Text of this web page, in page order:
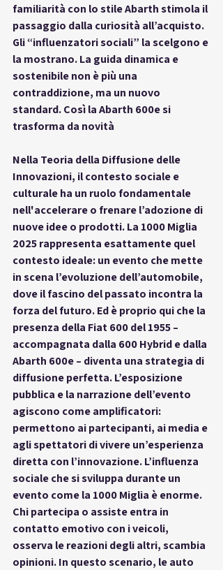
familiarità con lo stile Abarth stimola il
passaggio dalla curiosità all’acquisto.
Gli “influenzatori sociali” la scelgono e
la mostrano. La guida dinamica e
sostenibile non è più una
contraddizione, ma un nuovo
standard. Così la Abarth 600e si
trasforma da novità
Nella Teoria della Diffusione delle
Innovazioni, il contesto sociale e
culturale ha un ruolo fondamentale
nell'accelerare o frenare l’adozione di
nuove idee o prodotti. La 1000 Miglia
2025 rappresenta esattamente quel
contesto ideale: un evento che mette
in scena l’evoluzione dell’automobile,
dove il fascino del passato incontra la
forza del futuro. Ed è proprio qui che la
presenza della Fiat 600 del 1955 –
accompagnata dalla 600 Hybrid e dalla
Abarth 600e – diventa una strategia di
diffusione perfetta. L’esposizione
pubblica e la narrazione dell’evento
agiscono come amplificatori:
permettono ai partecipanti, ai media e
agli spettatori di vivere un’esperienza
diretta con l’innovazione. L’influenza
sociale che si sviluppa durante un
evento come la 1000 Miglia è enorme.
Chi partecipa o assiste entra in
contatto emotivo con i veicoli,
osserva le reazioni degli altri, scambia
opinioni. In questo scenario, le auto